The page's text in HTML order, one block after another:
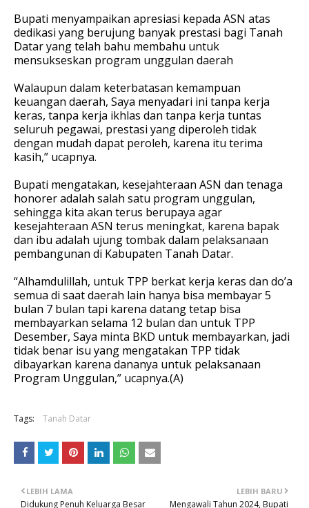
Bupati menyampaikan apresiasi kepada ASN atas
dedikasi yang berujung banyak prestasi bagi Tanah
Datar yang telah bahu membahu untuk
mensukseskan program unggulan daerah
Walaupun dalam keterbatasan kemampuan
keuangan daerah, Saya menyadari ini tanpa kerja
keras, tanpa kerja ikhlas dan tanpa kerja tuntas
seluruh pegawai, prestasi yang diperoleh tidak
dengan mudah dapat peroleh, karena itu terima
kasih,” ucapnya.
Bupati mengatakan, kesejahteraan ASN dan tenaga
honorer adalah salah satu program unggulan,
sehingga kita akan terus berupaya agar
kesejahteraan ASN terus meningkat, karena bapak
dan ibu adalah ujung tombak dalam pelaksanaan
pembangunan di Kabupaten Tanah Datar.
“Alhamdulillah, untuk TPP berkat kerja keras dan do’a
semua di saat daerah lain hanya bisa membayar 5
bulan 7 bulan tapi karena datang tetap bisa
membayarkan selama 12 bulan dan untuk TPP
Desember, Saya minta BKD untuk membayarkan, jadi
tidak benar isu yang mengatakan TPP tidak
dibayarkan karena dananya untuk pelaksanaan
Program Unggulan,” ucapnya.(A)
Tags: Tanah Datar
LEBIH BARU
Mengawali Tahun 2024, Bupati
LEBIH LAMA
Didukung Penuh Keluarga Besar